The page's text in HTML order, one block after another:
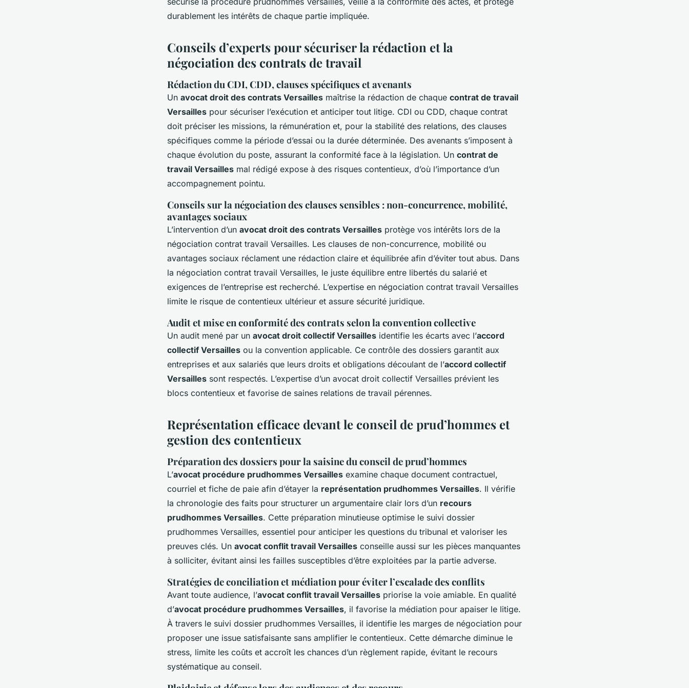
durablement les intérêts de chaque partie impliquée.
Conseils d’experts pour sécuriser la rédaction et la
négociation des contrats de travail
Rédaction du CDI, CDD, clauses spécifiques et avenants
Un avocat droit des contrats Versailles maîtrise la rédaction de chaque contrat de travail
Versailles pour sécuriser l’exécution et anticiper tout litige. CDI ou CDD, chaque contrat
doit préciser les missions, la rémunération et, pour la stabilité des relations, des clauses
spécifiques comme la période d’essai ou la durée déterminée. Des avenants s’imposent à
chaque évolution du poste, assurant la conformité face à la législation. Un contrat de
travail Versailles mal rédigé expose à des risques contentieux, d’où l’importance d’un
accompagnement pointu.
Conseils sur la négociation des clauses sensibles : non-concurrence, mobilité,
avantages sociaux
L’intervention d’un avocat droit des contrats Versailles protège vos intérêts lors de la
négociation contrat travail Versailles. Les clauses de non-concurrence, mobilité ou
avantages sociaux réclament une rédaction claire et équilibrée afin d’éviter tout abus. Dans
la négociation contrat travail Versailles, le juste équilibre entre libertés du salarié et
exigences de l’entreprise est recherché. L’expertise en négociation contrat travail Versailles
limite le risque de contentieux ultérieur et assure sécurité juridique.
Audit et mise en conformité des contrats selon la convention collective
Un audit mené par un avocat droit collectif Versailles identifie les écarts avec l’accord
collectif Versailles ou la convention applicable. Ce contrôle des dossiers garantit aux
entreprises et aux salariés que leurs droits et obligations découlant de l’accord collectif
Versailles sont respectés. L’expertise d’un avocat droit collectif Versailles prévient les
blocs contentieux et favorise de saines relations de travail pérennes.
Représentation efficace devant le conseil de prud’hommes et
gestion des contentieux
Préparation des dossiers pour la saisine du conseil de prud’hommes
L’avocat procédure prudhommes Versailles examine chaque document contractuel,
courriel et fiche de paie afin d’étayer la représentation prudhommes Versailles. Il vérifie
la chronologie des faits pour structurer un argumentaire clair lors d’un recours
prudhommes Versailles. Cette préparation minutieuse optimise le suivi dossier
prudhommes Versailles, essentiel pour anticiper les questions du tribunal et valoriser les
preuves clés. Un avocat conflit travail Versailles conseille aussi sur les pièces manquantes
à solliciter, évitant ainsi les failles susceptibles d’être exploitées par la partie adverse.
Stratégies de conciliation et médiation pour éviter l’escalade des conflits
Avant toute audience, l’avocat conflit travail Versailles priorise la voie amiable. En qualité
d’avocat procédure prudhommes Versailles, il favorise la médiation pour apaiser le litige.
À travers le suivi dossier prudhommes Versailles, il identifie les marges de négociation pour
proposer une issue satisfaisante sans amplifier le contentieux. Cette démarche diminue le
stress, limite les coûts et accroît les chances d’un règlement rapide, évitant le recours
systématique au conseil.